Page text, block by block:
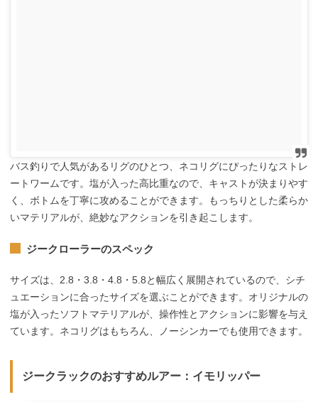
バス釣りで人気があるリグのひとつ、ネコリグにぴったりなストレ
ートワームです。塩が入った高比重なので、キャストが決まりやす
く、ボトムを丁寧に攻めることができます。もっちりとした柔らか
いマテリアルが、絶妙なアクションを引き起こします。
ジークローラーのスペック
サイズは、2.8・3.8・4.8・5.8と幅広く展開されているので、シチ
ュエーションに合ったサイズを選ぶことができます。オリジナルの
塩が入ったソフトマテリアルが、操作性とアクションに影響を与え
ています。ネコリグはもちろん、ノーシンカーでも使用できます。
ジークラックのおすすめルアー：イモリッパー